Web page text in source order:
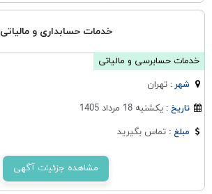
خدمات حسابداری و مالیاتی
خدمات حسابرسی و مالیاتی
شهر :تهران
تاریخ :یکشنبه 18 مرداد 1405
مبلغ :تماس بگیرید
مشاهده جزئیات آگهی